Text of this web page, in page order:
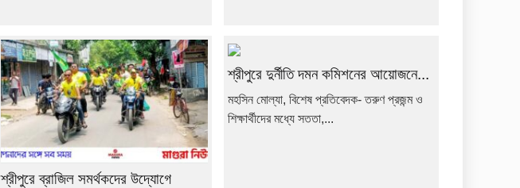
শ্রীপুরে ব্রাজিল সমর্থকদের উদ্যোগে
শ্রীপুরে দুর্নীতি দমন কমিশনের আয়োজনে...
মহসিন মোল্যা, বিশেষ প্রতিবেদক- তরুণ প্রজন্ম ও
শিক্ষার্থীদের মধ্যে সততা,...